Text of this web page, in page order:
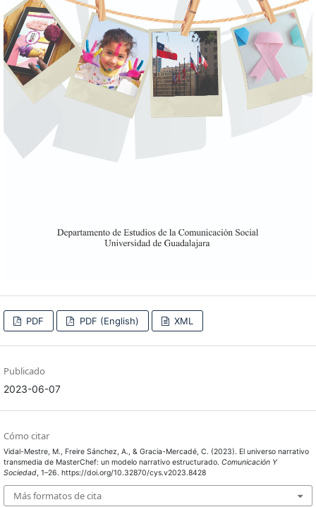
PDF PDF (English) XML
Publicado
2023-06-07
Cómo citar
Vidal-Mestre, M., Freire Sánchez, A., & Gracia-Mercadé, C. (2023). El universo narrativo
transmedia de MasterChef: un modelo narrativo estructurado. Comunicación Y
Sociedad, 1–26. https://doi.org/10.32870/cys.v2023.8428
Más formatos de cita